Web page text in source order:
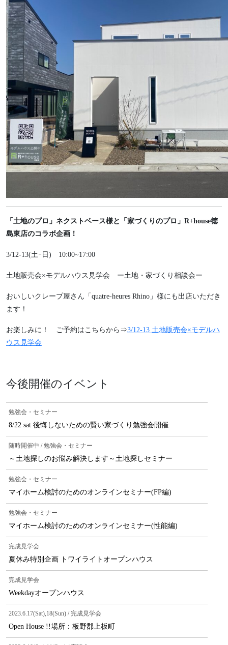
今後開催のイベント
勉強会・セミナー
8/22 sat 後悔しないための賢い家づくり勉強会開催
随時開催中 / 勉強会・セミナー
～土地探しのお悩み解決します～土地探しセミナー
勉強会・セミナー
マイホーム検討のためのオンラインセミナー(FP編)
勉強会・セミナー
マイホーム検討のためのオンラインセミナー(性能編)
完成見学会
夏休み特別企画 トワイライトオープンハウス
完成見学会
Weekdayオープンハウス
2023.6.17(Sat),18(Sun) / 完成見学会
Open House !!場所：板野郡上板町
「土地のプロ」ネクストベース様と「家づくりのプロ」R+house徳
島東店のコラボ企画！
3/12-13(土ｰ日) 10:00~17:00
土地販売会×モデルハウス見学会 ー土地・家づくり相談会ー
おいしいクレープ屋さん「quatre-heures Rhino」様にも出店いただき
ます！
お楽しみに！ ご予約はこちらから⇒3/12-13 土地販売会×モデルハ
ウス見学会